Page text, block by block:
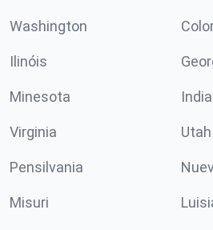
Washington
Ilinóis
Minesota
Virginia Utah
Pensilvania
Misuri